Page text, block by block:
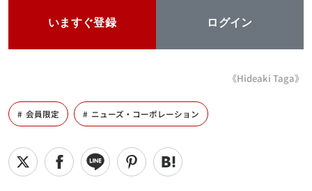
いますぐ登録 ログイン
《Hideaki Taga》
会員限定 ニューズ・コーポレーション